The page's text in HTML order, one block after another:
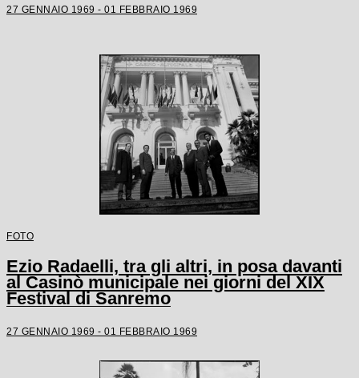
27 GENNAIO 1969 - 01 FEBBRAIO 1969
FOTO
Ezio Radaelli, tra gli altri, in posa davanti
al Casinò municipale nei giorni del XIX
Festival di Sanremo
27 GENNAIO 1969 - 01 FEBBRAIO 1969